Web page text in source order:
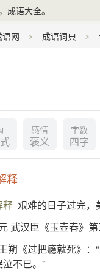
成语大全。
网 成语词典
感情
褒义
字数
四字
释
释 艰难的日子过完，
武汉臣《玉壶春》
朔《过把瘾就死》
不已。”